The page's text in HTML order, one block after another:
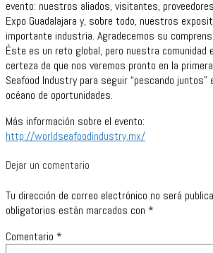
evento: nuestros aliados, visitantes,
Expo Guadalajara y, sobre todo, nuestros
importante industria. Agradecemos su
Éste es un reto global, pero nuestra comunidad
certeza de que nos veremos pronto en la
Seafood Industry para seguir “pescando
océano de oportunidades.
Más información sobre el evento:
http://worldseafoodindustry.mx/
Dejar un comentario
Tu dirección de correo electrónico no será
obligatorios están marcados con *
Comentario *